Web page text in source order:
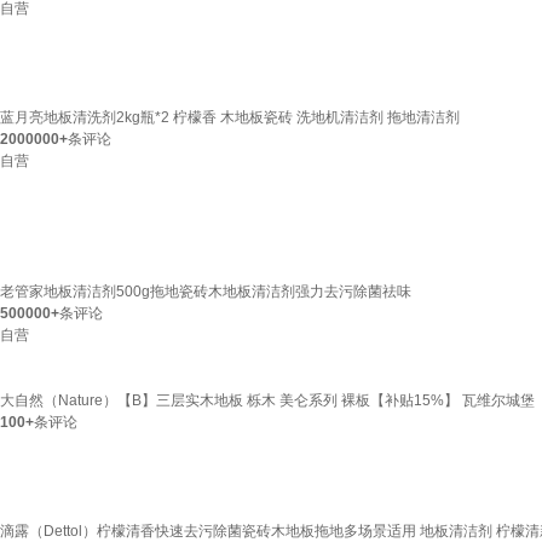
自营
蓝月亮地板清洗剂2kg瓶*2 柠檬香 木地板瓷砖 洗地机清洁剂 拖地清洁剂
2000000+条评论
自营
老管家地板清洁剂500g拖地瓷砖木地板清洁剂强力去污除菌祛味
500000+条评论
自营
大自然（Nature）【B】三层实木地板 栎木 美仑系列 裸板【补贴15%】 瓦维尔城堡
100+条评论
滴露（Dettol）柠檬清香快速去污除菌瓷砖木地板拖地多场景适用 地板清洁剂 柠檬